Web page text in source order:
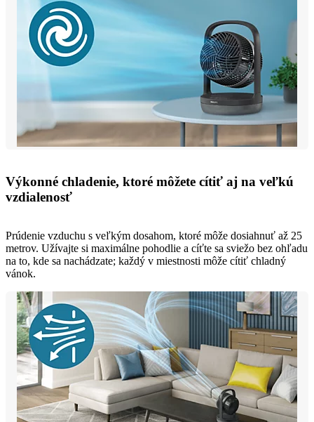
Výkonné chladenie, ktoré môžete cítiť aj na veľkú
vzdialenosť
Prúdenie vzduchu s veľkým dosahom, ktoré môže dosiahnuť až 25
metrov. Užívajte si maximálne pohodlie a cíťte sa sviežo bez ohľadu
na to, kde sa nachádzate; každý v miestnosti môže cítiť chladný
vánok.